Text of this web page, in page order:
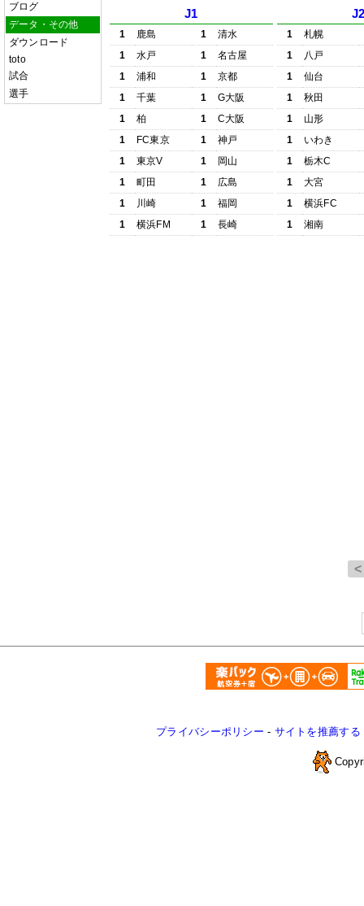
ブログ
データ・その他
ダウンロード
toto
試合
選手
J1
1 鹿島 1
清水
1
水戸 1
名古屋
1
浦和 1
京都
1
千葉 1
G大阪
1
柏 1
C大阪
1
FC東京 1
神戸
1
東京V 1
岡山
1
町田 1
広島
1
川崎 1
福岡
1
横浜FM 1 長崎
1
札幌
1
八戸
1
仙台
1
秋田
1
山形
1
いわき
1
栃木C
1
大宮
1
横浜FC
1
湘南
プライバシーポリシー - サイトを推薦する